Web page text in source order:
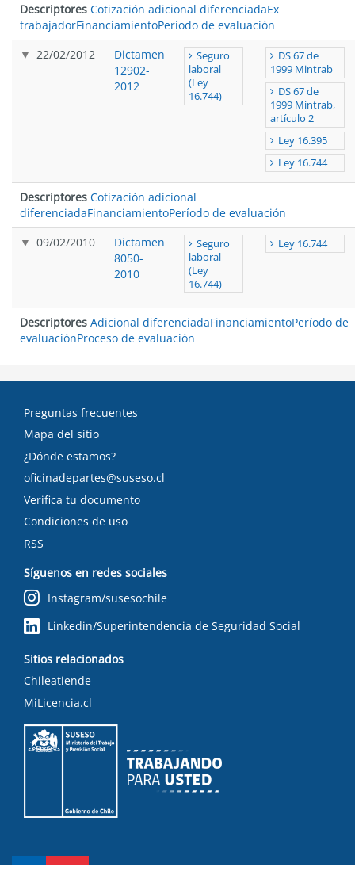
Descriptores Cotización adicional diferenciadaEx
trabajadorFinanciamientoPeríodo de evaluación
22/02/2012
Dictamen
12902-
2012
Seguro
laboral
(Ley
16.744)
DS 67 de
1999 Mintrab
DS 67 de
1999 Mintrab,
artículo 2
Ley 16.395
Ley 16.744
Descriptores Cotización adicional
diferenciadaFinanciamientoPeríodo de evaluación
09/02/2010
Dictamen
8050-
2010
Seguro
laboral
(Ley
16.744)
Ley 16.744
Descriptores Adicional diferenciadaFinanciamientoPeríodo de
evaluaciónProceso de evaluación
Preguntas frecuentes
Mapa del sitio
¿Dónde estamos?
oficinadepartes@suseso.cl
Verifica tu documento
Condiciones de uso
RSS
Síguenos en redes sociales
Instagram/susesochile
Linkedin/Superintendencia de Seguridad Social
Sitios relacionados
Chileatiende
MiLicencia.cl